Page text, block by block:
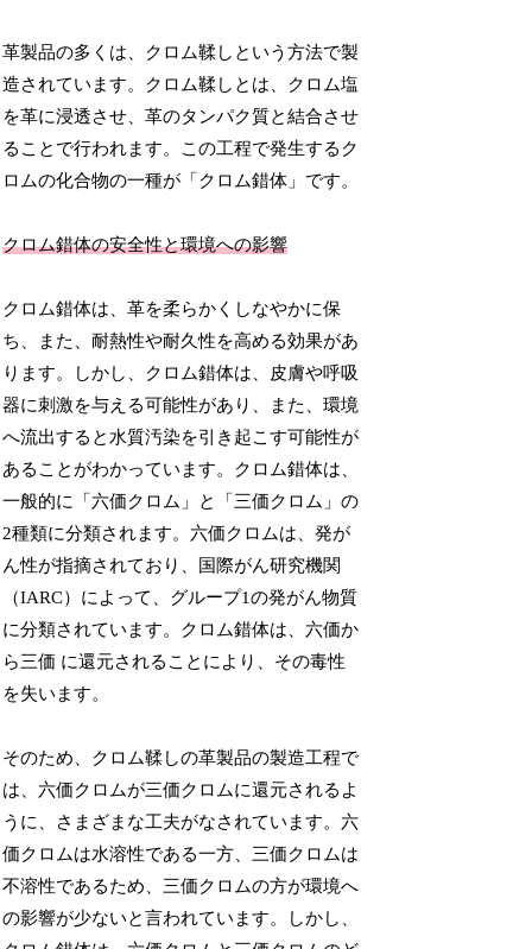
革製品の多くは、クロム鞣しという方法で製
造されています。クロム鞣しとは、クロム塩
を革に浸透させ、革のタンパク質と結合させ
ることで行われます。この工程で発生するク
ロムの化合物の一種が「クロム錯体」です。
クロム錯体の安全性と環境への影響
クロム錯体は、革を柔らかくしなやかに保
ち、また、耐熱性や耐久性を高める効果があ
ります。しかし、クロム錯体は、皮膚や呼吸
器に刺激を与える可能性があり、また、環境
へ流出すると水質汚染を引き起こす可能性が
あることがわかっています。クロム錯体は、
一般的に「六価クロム」と「三価クロム」の
2種類に分類されます。六価クロムは、発が
ん性が指摘されており、国際がん研究機関
（IARC）によって、グループ1の発がん物質
に分類されています。クロム錯体は、六価か
ら三価 に還元されることにより、その毒性
を失います。
そのため、クロム鞣しの革製品の製造工程で
は、六価クロムが三価クロムに還元されるよ
うに、さまざまな工夫がなされています。六
価クロムは水溶性である一方、三価クロムは
不溶性であるため、三価クロムの方が環境へ
の影響が少ないと言われています。しかし、